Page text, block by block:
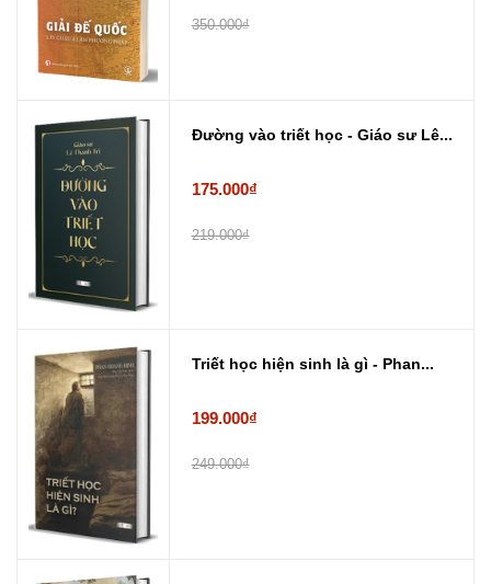
350.000₫
Đường vào triết học - Giáo sư Lê...
175.000₫
219.000₫
Triết học hiện sinh là gì - Phan...
199.000₫
249.000₫